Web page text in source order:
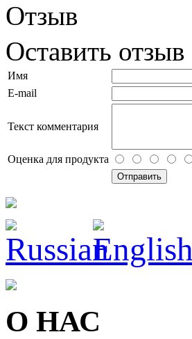
Отзыв
Оставить отзыв
Имя
E-mail
Текст комментария
Оценка для продукта
О НАС